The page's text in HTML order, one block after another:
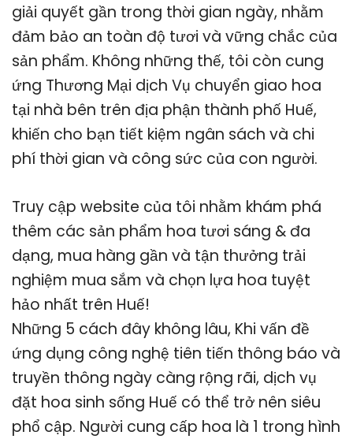
giải quyết gần trong thời gian ngày, nhằm
đảm bảo an toàn độ tươi và vững chắc của
sản phẩm. Không những thế, tôi còn cung
ứng Thương Mại dịch Vụ chuyển giao hoa
tại nhà bên trên địa phận thành phố Huế,
khiến cho bạn tiết kiệm ngân sách và chi
phí thời gian và công sức của con người.
Truy cập website của tôi nhằm khám phá
thêm các sản phẩm hoa tươi sáng & đa
dạng, mua hàng gần và tận thưởng trải
nghiệm mua sắm và chọn lựa hoa tuyệt
hảo nhất trên Huế!
Những 5 cách đây không lâu, Khi vấn đề
ứng dụng công nghệ tiên tiến thông báo và
truyền thông ngày càng rộng rãi, dịch vụ
đặt hoa sinh sống Huế có thể trở nên siêu
phổ cập. Người cung cấp hoa là 1 trong hình